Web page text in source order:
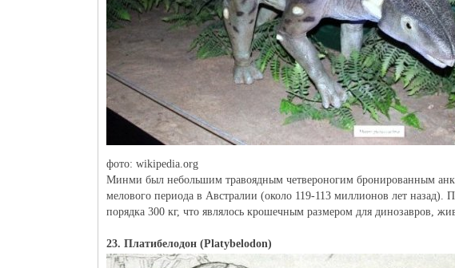
фото: wikipedia.org
Минми был небольшим травоядным четвероногим бронированным
мелового периода в Австралии (около 119-113 миллионов лет
порядка 300 кг, что являлось крошечным размером для динозавров,
23. Платибелодон (Platybelodon)